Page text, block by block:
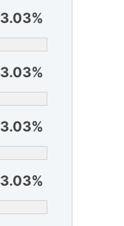
3.03%
3.03%
3.03%
3.03%